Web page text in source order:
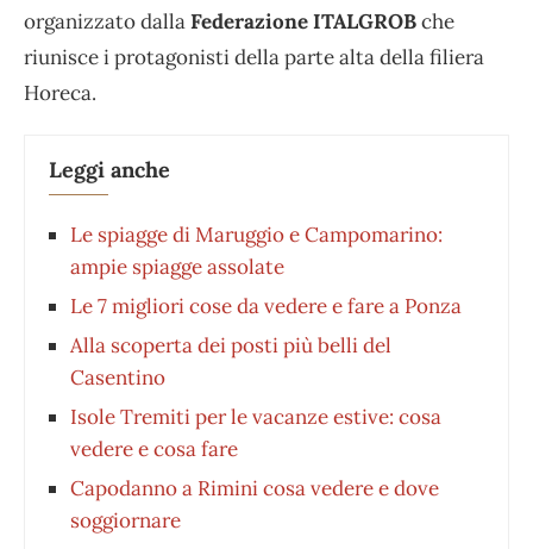
organizzato dallaFederazione ITALGROBche
riunisce i protagonisti della parte alta della filiera
Horeca.
Leggi anche
Le spiagge di Maruggio e Campomarino:
ampie spiagge assolate
Le 7 migliori cose da vedere e fare a Ponza
Alla scoperta dei posti più belli del
Casentino
Isole Tremiti per le vacanze estive: cosa
vedere e cosa fare
Capodanno a Rimini cosa vedere e dove
soggiornare